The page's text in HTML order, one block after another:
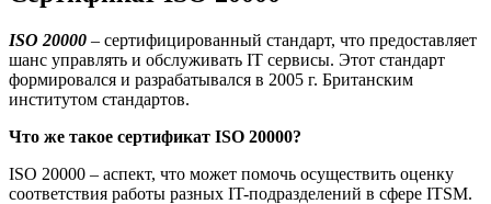
ISO 20000 – сертифицированный стандарт, что предоставляет
шанс управлять и обслуживать IT сервисы. Этот стандарт
формировался и разрабатывался в 2005 г. Британским
институтом стандартов.
Что же такое сертификат ISO 20000?
ISO 20000 – аспект, что может помочь осуществить оценку
соответствия работы разных IT-подразделений в сфере ITSM.